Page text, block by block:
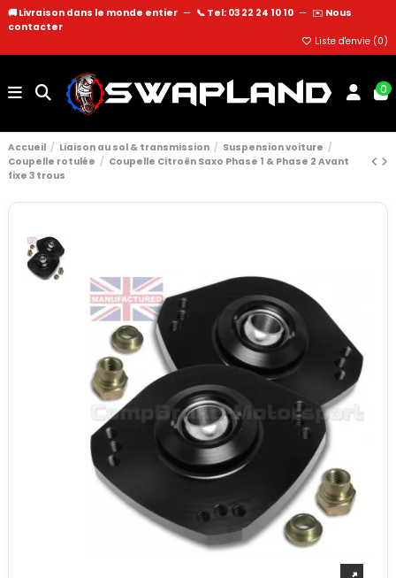
🚚 Livraison dans le monde entier — 📞 Tel: 03 22 24 10 10 — ✉️ Nous
contacter
Liste d'envie (0)
0
Accueil Liaison au sol & transmission
Suspension voiture
Coupelle rotulée
Coupelle Citroën Saxo Phase 1 & Phase 2 Avant
fixe 3 trous